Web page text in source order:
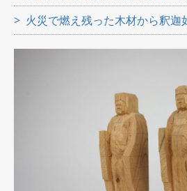
火災で燃え残った木材から釈迦